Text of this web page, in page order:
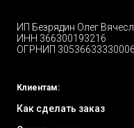
ИП Безрядин Олег
ИНН 366300193216
ОГРНИП
Клиентам:
Как сделать заказ